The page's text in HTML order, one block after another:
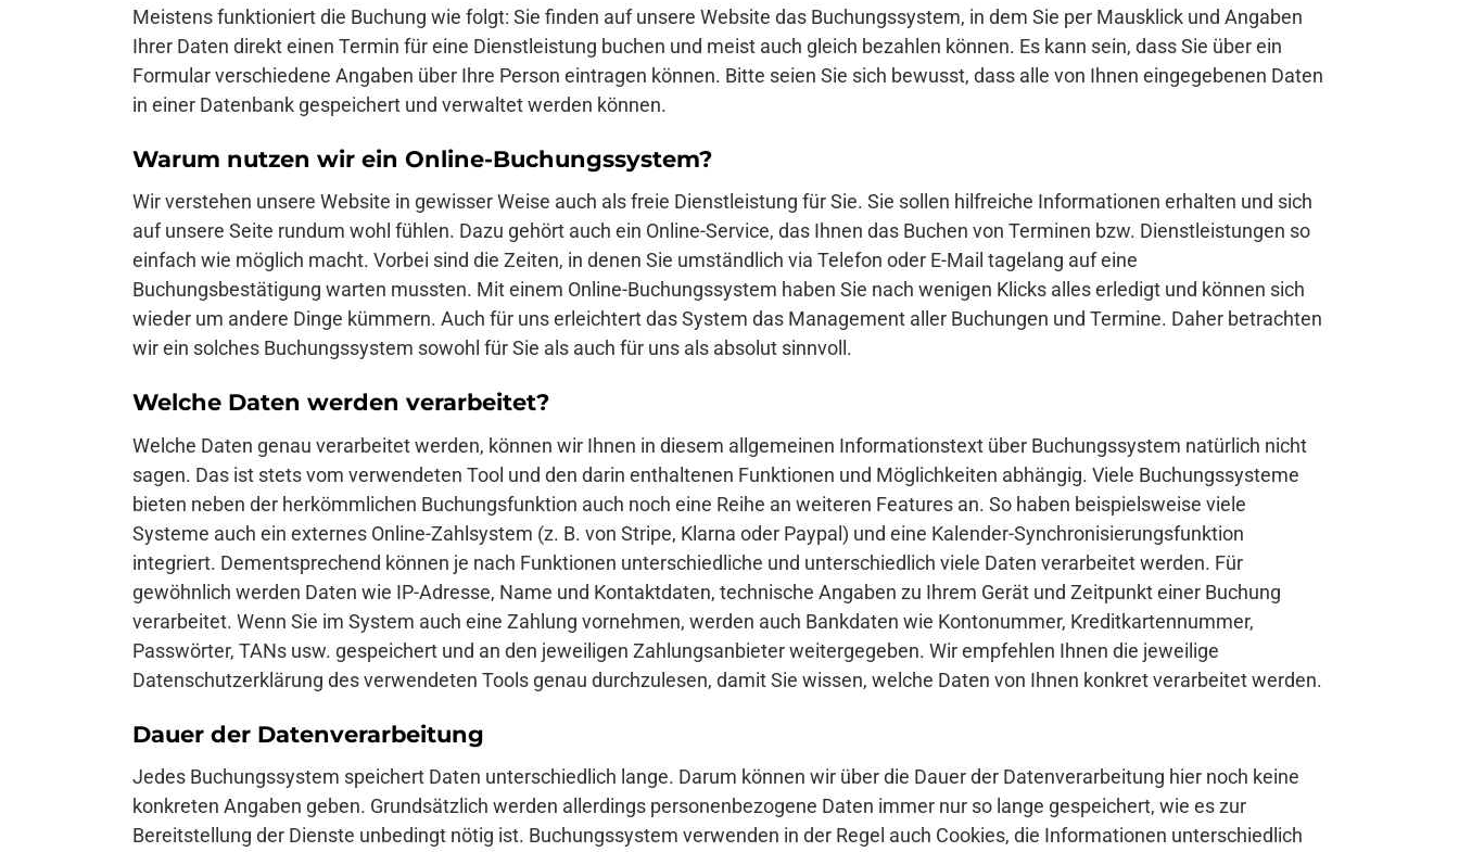
Meistens funktioniert die Buchung wie folgt: Sie finden auf unsere Website das Buchungssystem, in dem Sie per Mausklick und Angaben
Ihrer Daten direkt einen Termin für eine Dienstleistung buchen und meist auch gleich bezahlen können. Es kann sein, dass Sie über ein
Formular verschiedene Angaben über Ihre Person eintragen können. Bitte seien Sie sich bewusst, dass alle von Ihnen eingegebenen Daten
in einer Datenbank gespeichert und verwaltet werden können.
Warum nutzen wir ein Online-Buchungssystem?
Wir verstehen unsere Website in gewisser Weise auch als freie Dienstleistung für Sie. Sie sollen hilfreiche Informationen erhalten und sich
auf unsere Seite rundum wohl fühlen. Dazu gehört auch ein Online-Service, das Ihnen das Buchen von Terminen bzw. Dienstleistungen so
einfach wie möglich macht. Vorbei sind die Zeiten, in denen Sie umständlich via Telefon oder E-Mail tagelang auf eine
Buchungsbestätigung warten mussten. Mit einem Online-Buchungssystem haben Sie nach wenigen Klicks alles erledigt und können sich
wieder um andere Dinge kümmern. Auch für uns erleichtert das System das Management aller Buchungen und Termine. Daher betrachten
wir ein solches Buchungssystem sowohl für Sie als auch für uns als absolut sinnvoll.
Welche Daten werden verarbeitet?
Welche Daten genau verarbeitet werden, können wir Ihnen in diesem allgemeinen Informationstext über Buchungssystem natürlich nicht
sagen. Das ist stets vom verwendeten Tool und den darin enthaltenen Funktionen und Möglichkeiten abhängig. Viele Buchungssysteme
bieten neben der herkömmlichen Buchungsfunktion auch noch eine Reihe an weiteren Features an. So haben beispielsweise viele
Systeme auch ein externes Online-Zahlsystem (z. B. von Stripe, Klarna oder Paypal) und eine Kalender-Synchronisierungsfunktion
integriert. Dementsprechend können je nach Funktionen unterschiedliche und unterschiedlich viele Daten verarbeitet werden. Für
gewöhnlich werden Daten wie IP-Adresse, Name und Kontaktdaten, technische Angaben zu Ihrem Gerät und Zeitpunkt einer Buchung
verarbeitet. Wenn Sie im System auch eine Zahlung vornehmen, werden auch Bankdaten wie Kontonummer, Kreditkartennummer,
Passwörter, TANs usw. gespeichert und an den jeweiligen Zahlungsanbieter weitergegeben. Wir empfehlen Ihnen die jeweilige
Datenschutzerklärung des verwendeten Tools genau durchzulesen, damit Sie wissen, welche Daten von Ihnen konkret verarbeitet werden.
Dauer der Datenverarbeitung
Jedes Buchungssystem speichert Daten unterschiedlich lange. Darum können wir über die Dauer der Datenverarbeitung hier noch keine
konkreten Angaben geben. Grundsätzlich werden allerdings personenbezogene Daten immer nur so lange gespeichert, wie es zur
Bereitstellung der Dienste unbedingt nötig ist. Buchungssystem verwenden in der Regel auch Cookies, die Informationen unterschiedlich